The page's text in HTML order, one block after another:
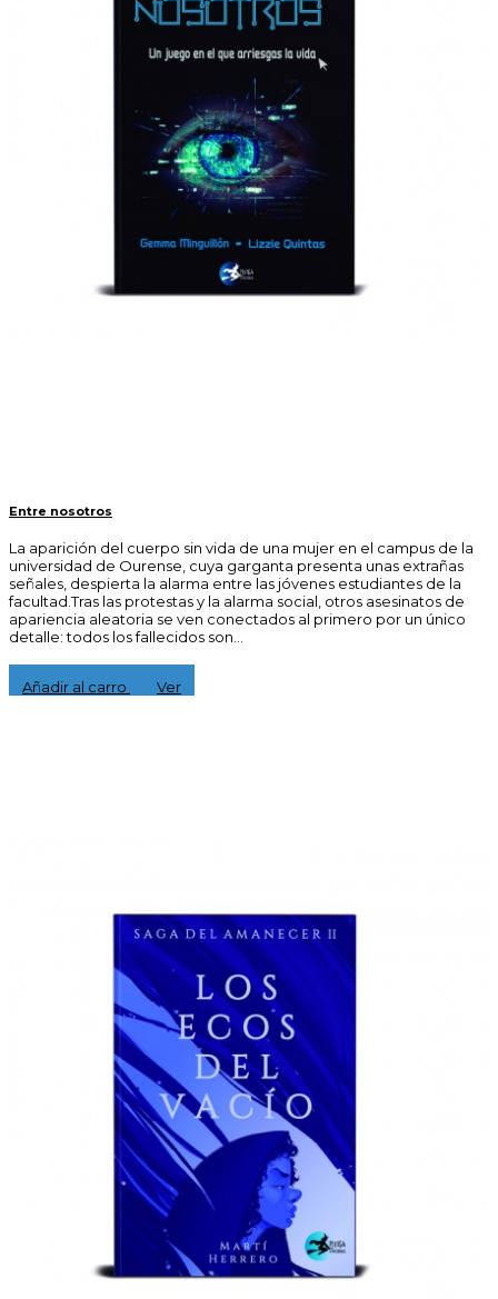
Entre nosotros
La aparición del cuerpo sin vida de una mujer en el campus de la
universidad de Ourense, cuya garganta presenta unas extrañas
señales, despierta la alarma entre las jóvenes estudiantes de la
facultad.Tras las protestas y la alarma social, otros asesinatos de
apariencia aleatoria se ven conectados al primero por un único
detalle: todos los fallecidos son...
15,00 €
Añadir al carro
Ver